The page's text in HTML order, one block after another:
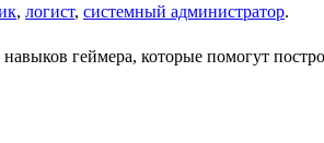
, логист, системный администратор.